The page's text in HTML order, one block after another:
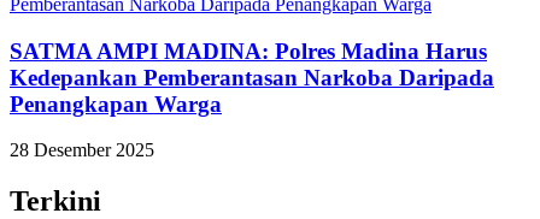
SATMA AMPI MADINA: Polres Madina Harus
Kedepankan Pemberantasan Narkoba Daripada
Penangkapan Warga
28 Desember 2025
Terkini